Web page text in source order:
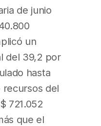
de junio
un
del 39,2 por
hasta
recursos del
721.052
que el